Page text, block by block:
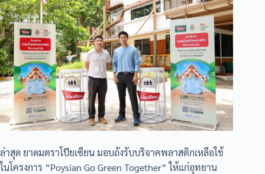
ล่าสุด ยาดมตราโป๊ยเซียน มอบถังรับบริจาคพลาสติกเหลือใช้
ในโครงการ “Poysian Go Green Together” ให้แก่อุทยาน